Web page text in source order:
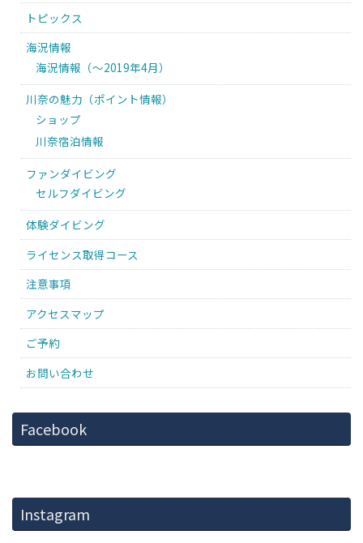
トピックス
海況情報
海況情報（〜2019年4月）
川奈の魅力（ポイント情報）
ショップ
川奈宿泊情報
ファンダイビング
セルフダイビング
体験ダイビング
ライセンス取得コース
注意事項
アクセスマップ
ご予約
お問い合わせ
Facebook
Instagram